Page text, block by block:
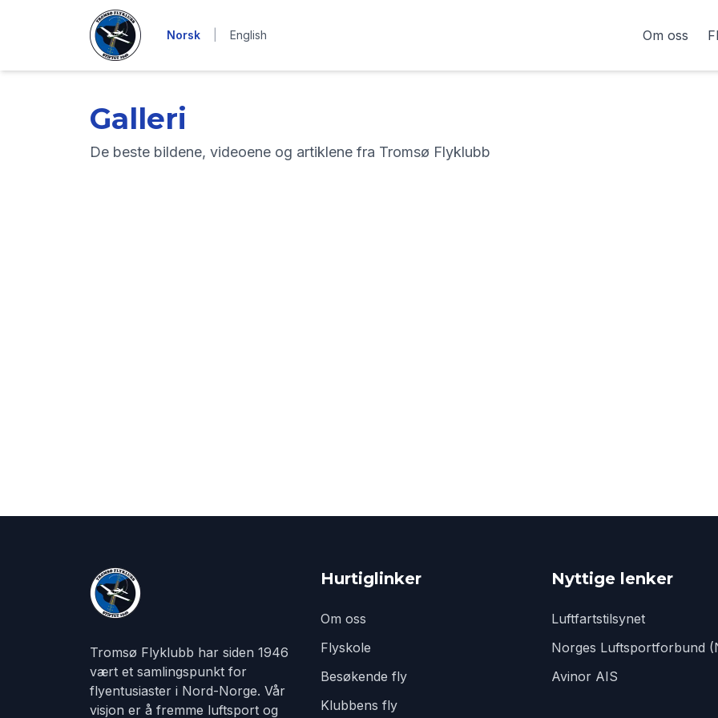
Norsk English Om oss
Galleri
De beste bildene, videoene og artiklene fra Tromsø Flyklubb
Tromsø Flyklubb har siden 1946
vært et samlingspunkt for
flyentusiaster i Nord-Norge. Vår
visjon er å fremme luftsport og
Hurtiglinker
Om oss
Flyskole
Besøkende fly
Klubbens fly
Nyttige lenker
Luftfartstilsynet
Norges Luftsportforbund
Avinor AIS